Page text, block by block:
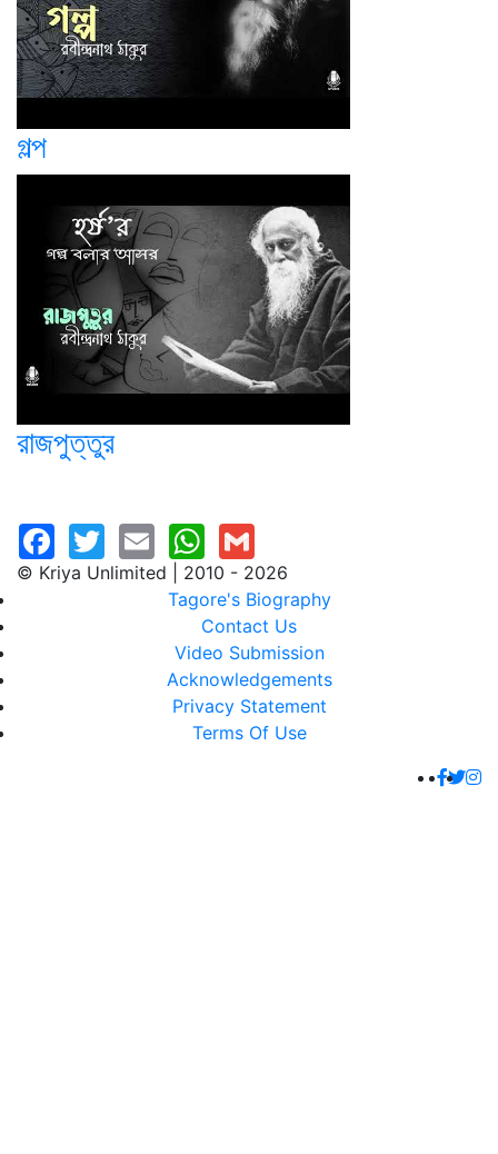
গল্প
রাজপুত্তুর
© Kriya Unlimited | 2010 - 2026
Tagore's Biography
Contact Us
Video Submission
Acknowledgements
Privacy Statement
Terms Of Use